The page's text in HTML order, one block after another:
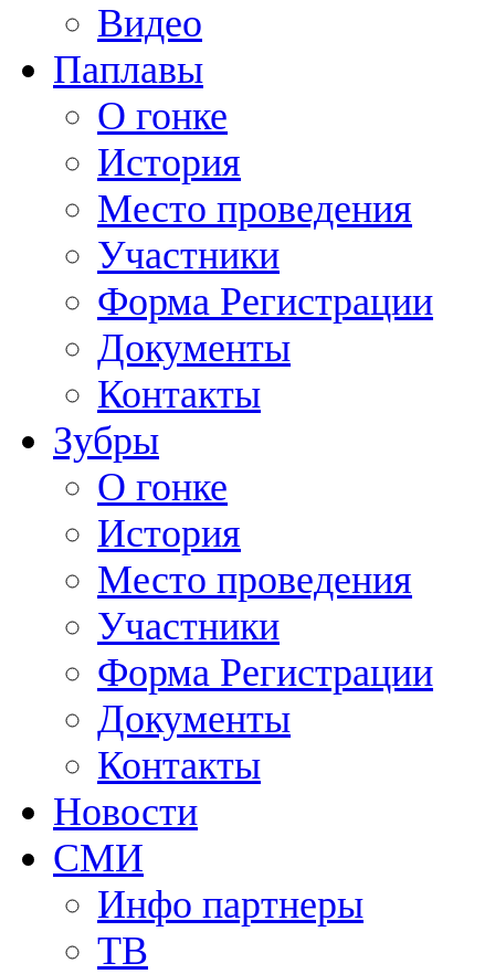
Видео
Паплавы
О гонке
История
Место проведения
Участники
Форма Регистрации
Документы
Контакты
Зубры
О гонке
История
Место проведения
Участники
Форма Регистрации
Документы
Контакты
Новости
СМИ
Инфо партнеры
ТВ